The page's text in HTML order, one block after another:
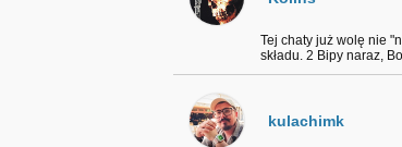
Tej chaty już wolę nie
składu. 2 Bipy naraz,
kulachimk